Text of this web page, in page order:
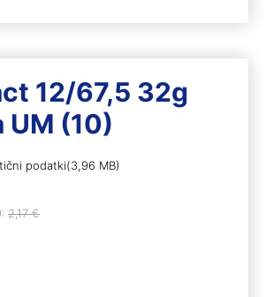
12/67,5 32g
UM (10)
podatki(3,96 MB)
2,17€